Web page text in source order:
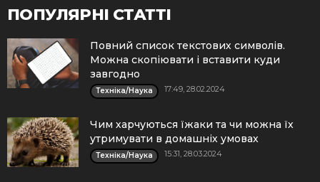
ПОПУЛЯРНІ СТАТТІ
Повний список текстових символів.
Можна скопіювати і вставити куди
завгодно
Техніка/Наука 17:49, 28.02.2024
Чим харчуються їжаки та чи можна їх
утримувати в домашніх умовах
Техніка/Наука 15:31, 28.03.2024